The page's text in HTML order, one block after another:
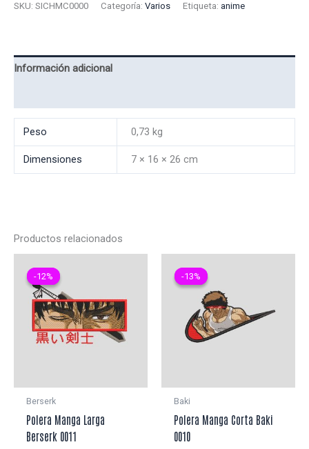
SKU: SICHMC0000 Categoría: Varios Etiqueta: anime
Información adicional
Peso 0,73 kg
Dimensiones 7 × 16 × 26 cm
Productos relacionados
-12%
-12%
Berserk
Polera Manga Larga
Berserk 0011
-13%
-13%
Baki
Polera Manga Corta Baki
0010